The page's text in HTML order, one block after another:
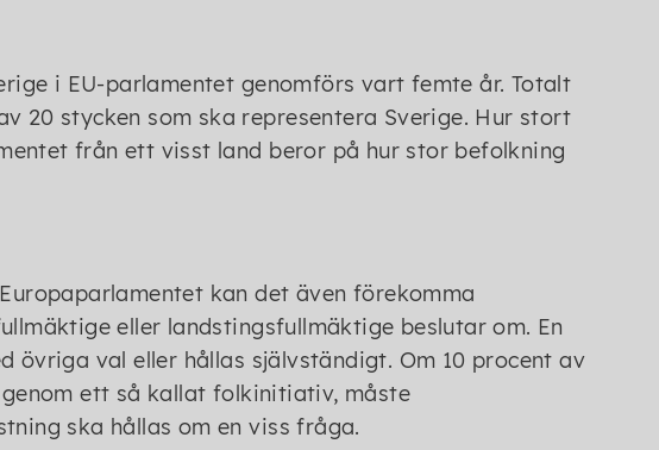
i EU-parlamentet genomförs vart femte år. Totalt
20 stycken som ska representera Sverige. Hur stort
från ett visst land beror på hur stor befolkning
kan det även förekomma
eller landstingsfullmäktige beslutar om. En
övriga val eller hållas självständigt. Om 10 procent av
ett så kallat folkinitiativ, måste
ska hållas om en viss fråga.